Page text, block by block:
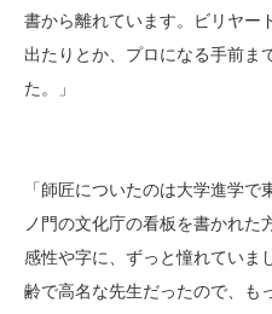
書から離れています。ビリヤー
出たりとか、プロになる手前ま
た。」
「師匠についたのは大学進学
ノ門の文化庁の看板を書かれ
感性や字に、ずっと憧れていま
齢で高名な先生だったので、も